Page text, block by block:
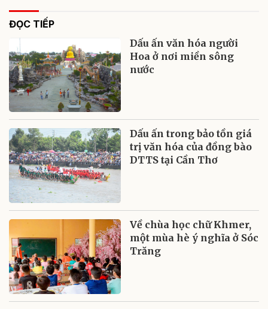
ĐỌC TIẾP
Dấu ấn văn hóa người
Hoa ở nơi miền sông
nước
Dấu ấn trong bảo tồn giá
trị văn hóa của đồng bào
DTTS tại Cần Thơ
Về chùa học chữ Khmer,
một mùa hè ý nghĩa ở Sóc
Trăng